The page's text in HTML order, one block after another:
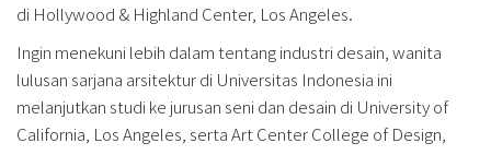
di Hollywood & Highland Center, Los Angeles.
Ingin menekuni lebih dalam tentang industri desain, wanita
lulusan sarjana arsitektur di Universitas Indonesia ini
melanjutkan studi ke jurusan seni dan desain di University of
California, Los Angeles, serta Art Center College of Design,